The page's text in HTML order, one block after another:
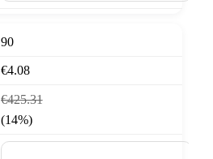
90
€4.08
€425.31
(14%)